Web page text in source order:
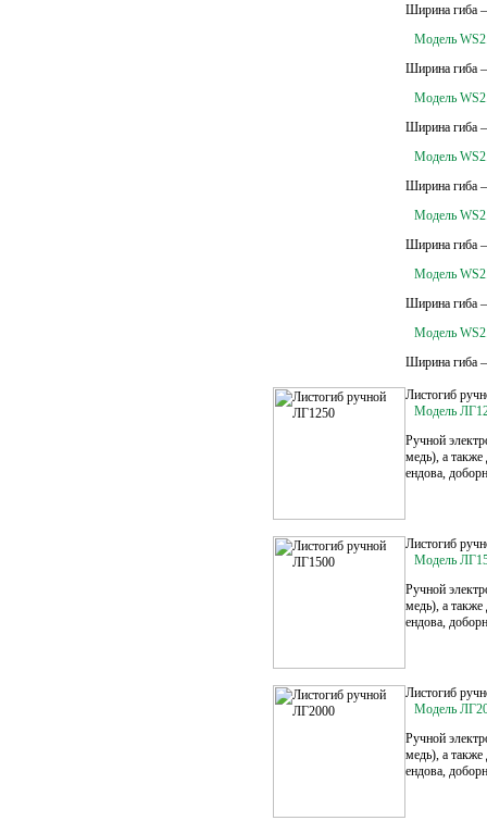
Ширина гиба
Модель
Ширина гиба
Модель
Ширина гиба
Модель
Ширина гиба
Модель
Ширина гиба
Модель
Ширина гиба
Модель
Ширина гиба
Листогиб
Модель
Ручной
медь), а
ендова,
Листогиб
Модель
Ручной
медь), а
ендова,
Листогиб
Модель
Ручной
медь), а
ендова,